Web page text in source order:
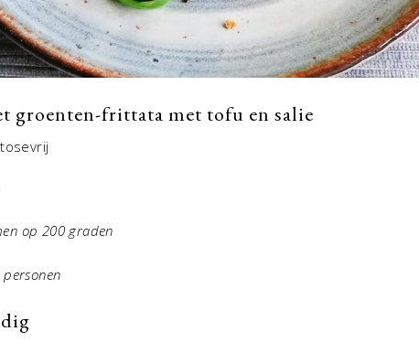
groenten-frittata met tofu en salie
op 200 graden
personen